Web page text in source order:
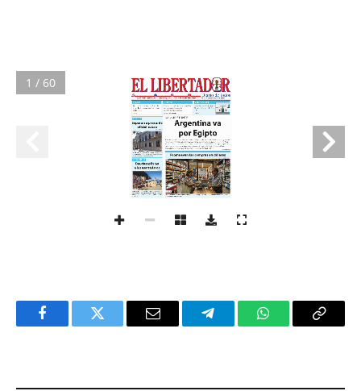
1 / 60
FacebookTwitter Email TelegramWhatsAppCopy